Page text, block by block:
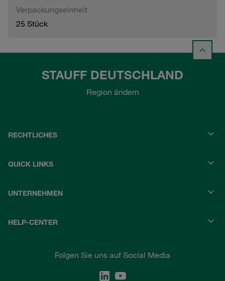
Verpackungseinheit
25 Stück
STAUFF DEUTSCHLAND
Region ändern
RECHTLICHES
QUICK LINKS
UNTERNEHMEN
HELP-CENTER
Folgen Sie uns auf Social Media